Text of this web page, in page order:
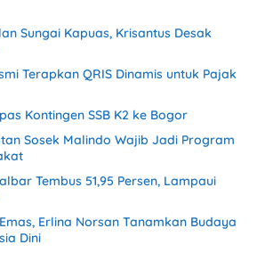
Sungai Kapuas, Krisantus Desak
Terapkan QRIS Dinamis untuk Pajak
Kontingen SSB K2 ke Bogor
Sosek Malindo Wajib Jadi Program
Tembus 51,95 Persen, Lampaui
Erlina Norsan Tanamkan Budaya
Dini